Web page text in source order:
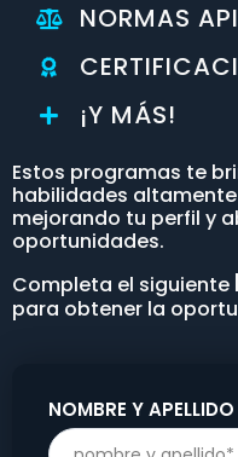
NORMAS API
¡Y MÁS!
Estos programas te
habilidades
mejorando tu perfil y
oportunidades.
Completa el siguiente
para obtener la
NOMBRE Y APELLIDO